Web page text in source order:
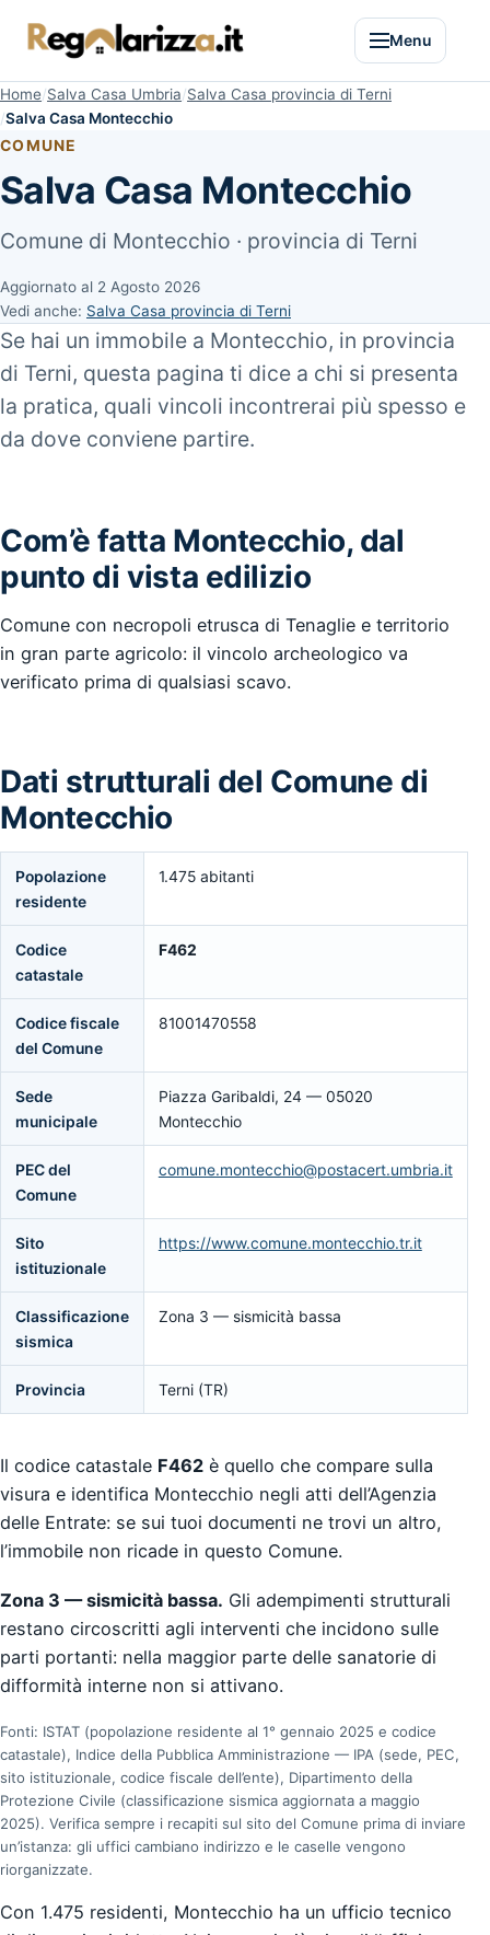
Menu
Home Salva Casa Umbria Salva Casa provincia di Terni
Salva Casa Montecchio
COMUNE
Salva Casa Montecchio
Comune di Montecchio · provincia di Terni
Aggiornato al 2 Agosto 2026
Vedi anche: Salva Casa provincia di Terni
Se hai un immobile a Montecchio, in provincia
di Terni, questa pagina ti dice a chi si presenta
la pratica, quali vincoli incontrerai più spesso e
da dove conviene partire.
Com’è fatta Montecchio, dal
punto di vista edilizio
Comune con necropoli etrusca di Tenaglie e territorio
in gran parte agricolo: il vincolo archeologico va
verificato prima di qualsiasi scavo.
Dati strutturali del Comune di
Montecchio
Popolazione
residente
1.475 abitanti
Codice
catastale
F462
Codice fiscale
del Comune
81001470558
Sede
municipale
Piazza Garibaldi, 24 — 05020
Montecchio
PEC del
Comune
comune.montecchio@postacert.umbria.it
Sito
istituzionale
https://www.comune.montecchio.tr.it
Classificazione
sismica
Zona 3 — sismicità bassa
Provincia Terni (TR)
Il codice catastale F462 è quello che compare sulla
visura e identifica Montecchio negli atti dell’Agenzia
delle Entrate: se sui tuoi documenti ne trovi un altro,
l’immobile non ricade in questo Comune.
Zona 3 — sismicità bassa. Gli adempimenti strutturali
restano circoscritti agli interventi che incidono sulle
parti portanti: nella maggior parte delle sanatorie di
difformità interne non si attivano.
Fonti: ISTAT (popolazione residente al 1° gennaio 2025 e codice
catastale), Indice della Pubblica Amministrazione — IPA (sede, PEC,
sito istituzionale, codice fiscale dell’ente), Dipartimento della
Protezione Civile (classificazione sismica aggiornata a maggio
2025). Verifica sempre i recapiti sul sito del Comune prima di inviare
un’istanza: gli uffici cambiano indirizzo e le caselle vengono
riorganizzate.
Con 1.475 residenti, Montecchio ha un ufficio tecnico